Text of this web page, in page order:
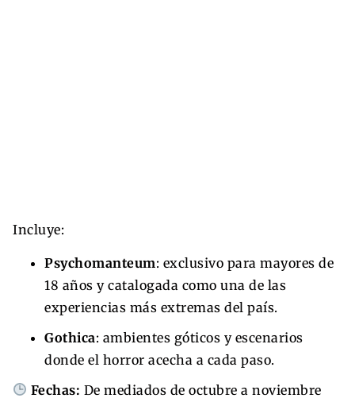
Incluye:
Psychomanteum: exclusivo para mayores de
18 años y catalogada como una de las
experiencias más extremas del país.
Gothica: ambientes góticos y escenarios
donde el horror acecha a cada paso.
Fechas: De mediados de octubre a noviembre